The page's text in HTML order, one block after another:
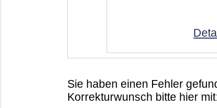
Sie haben einen Fehler
Korrekturwunsch bitte hier